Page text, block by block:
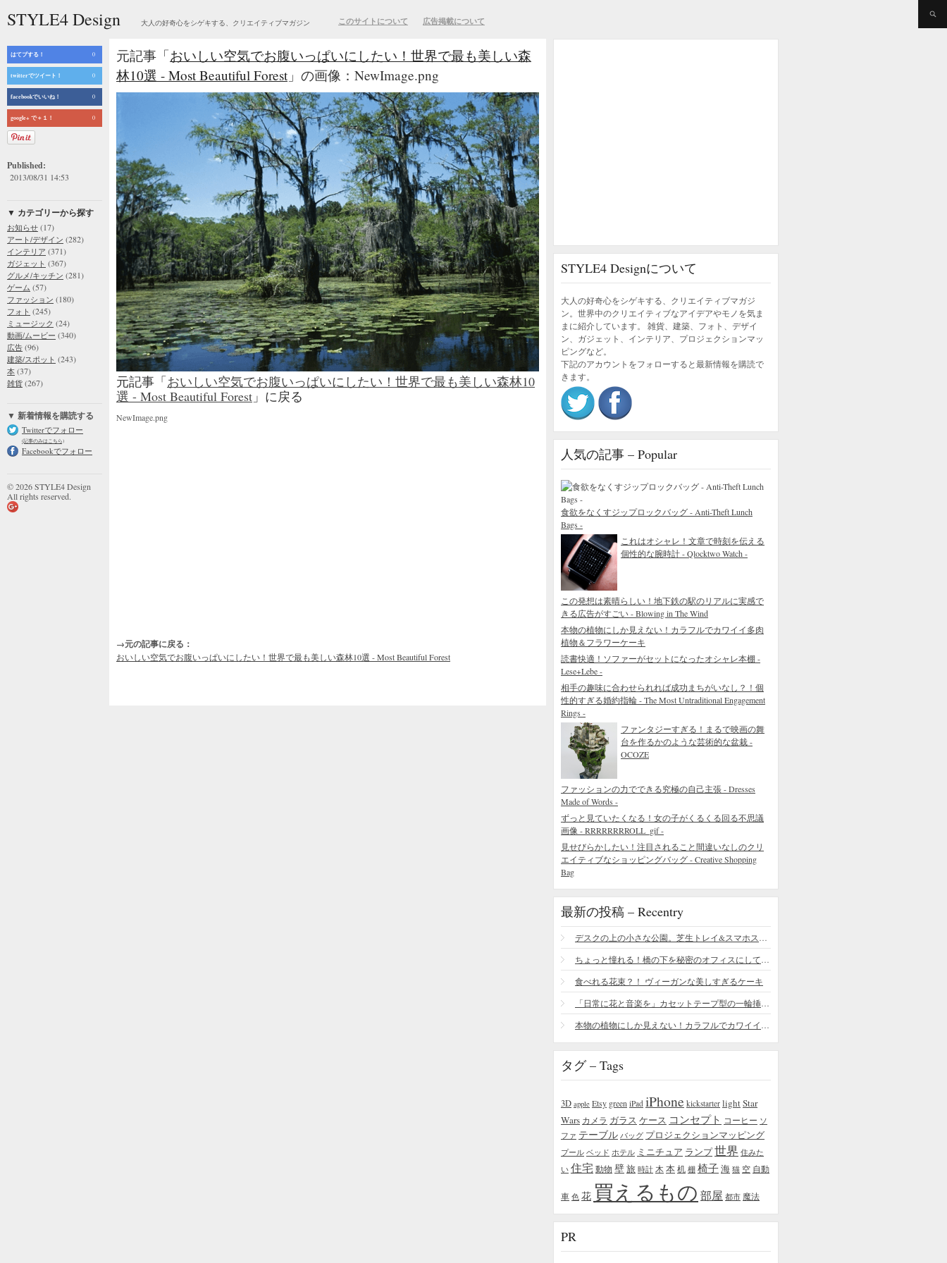
STYLE4 Design 大人の好奇心をシゲキする、クリエイティブマガジン このサイトについて 広告掲載について
はてブする！ 0
twitterでツイート！ 0
facebookでいいね！ 0
google+ で＋１！ 0
Published:
2013/08/31 14:53
▼ カテゴリーから探す
お知らせ (17)
アート/デザイン (282)
インテリア (371)
ガジェット (367)
グルメ/キッチン (281)
ゲーム (57)
ファッション (180)
フォト (245)
ミュージック (24)
動画/ムービー (340)
広告 (96)
建築/スポット (243)
本 (37)
雑貨 (267)
▼ 新着情報を購読する
Twitterでフォロー
(記事のみはこちら)
Facebookでフォロー
© 2026 STYLE4 Design
All rights reserved.
元記事「おいしい空気でお腹いっぱいにしたい！世界で最も美しい森
林10選 - Most Beautiful Forest 」の画像：NewImage.png
元記事「おいしい空気でお腹いっぱいにしたい！世界で最も美しい森林10
選 - Most Beautiful Forest 」に戻る
NewImage.png
→元の記事に戻る：
おいしい空気でお腹いっぱいにしたい！世界で最も美しい森林10選 - Most Beautiful Forest
STYLE4 Designについて
大人の好奇心をシゲキする、クリエイティブマガジ
ン。世界中のクリエイティブなアイデアやモノを気ま
まに紹介しています。 雑貨、建築、フォト、デザイ
ン、ガジェット、インテリア、プロジェクションマッ
ピングなど。
下記のアカウントをフォローすると最新情報を購読で
きます。
人気の記事 – Popular
食欲をなくすジップロックバッグ - Anti-Theft Lunch
Bags -
これはオシャレ！文章で時刻を伝える
個性的な腕時計 - Qlocktwo Watch -
この発想は素晴らしい！地下鉄の駅のリアルに実感で
きる広告がすごい - Blowing in The Wind
本物の植物にしか見えない！カラフルでカワイイ多肉
植物＆フラワーケーキ
読書快適！ソファーがセットになったオシャレ本棚 -
Lese+Lebe -
相手の趣味に合わせられれば成功まちがいなし？！個
性的すぎる婚約指輪 - The Most Untraditional Engagement
Rings -
ファンタジーすぎる！まるで映画の舞
台を作るかのような芸術的な盆栽 -
OCOZE
ファッションの力でできる究極の自己主張 - Dresses
Made of Words -
ずっと見ていたくなる！女の子がくるくる回る不思議
画像 - RRRRRRRROLL_gif -
見せびらかしたい！注目されること間違いなしのクリ
エイティブなショッピングバッグ - Creative Shopping
Bag
最新の投稿 – Recentry
食べれる花束？！ ヴィーガンな美しすぎるケーキ
タグ – Tags
3D apple Etsy green iPad iPhone kickstarter lightStar
Wars カメラ ガラス ケース コンセプト コーヒー ソ
ファ テーブル バッグ プロジェクションマッピング
プール ベッド ホテル ミニチュア ランプ世界 住みた
い 住宅 動物 壁旅 時計 木 本机 棚 椅子海 猫 空 自動
車 色 花 買えるもの 部屋 都市 魔法
PR